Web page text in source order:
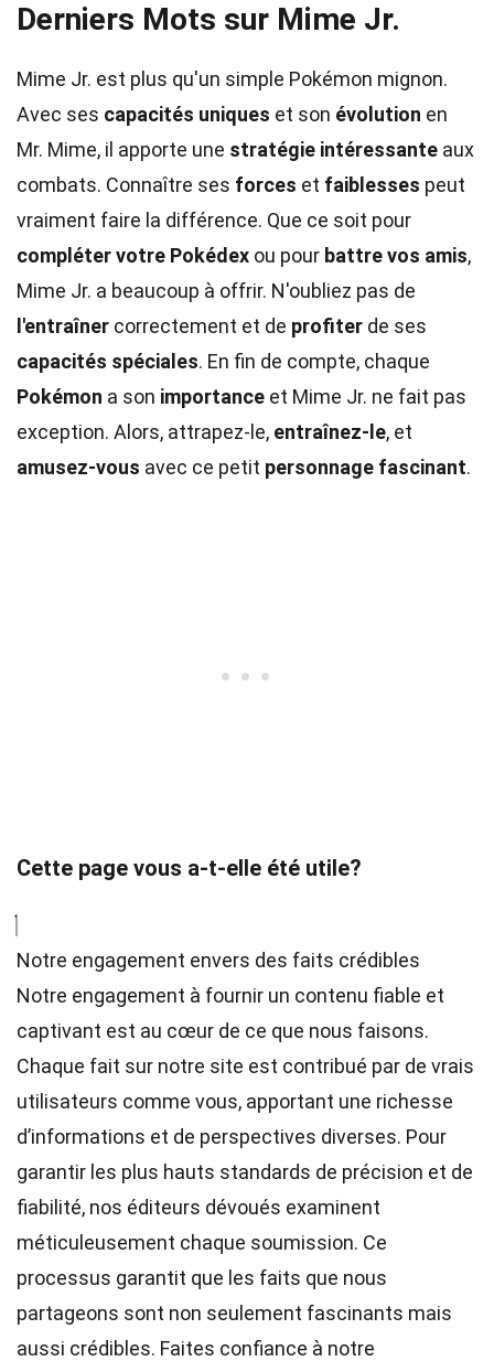
Derniers Mots sur Mime Jr.
Mime Jr. est plus qu'un simple Pokémon mignon.
Avec ses capacités uniques et son évolution en
Mr. Mime, il apporte une stratégie intéressante aux
combats. Connaître ses forces et faiblesses peut
vraiment faire la différence. Que ce soit pour
compléter votre Pokédex ou pour battre vos amis,
Mime Jr. a beaucoup à offrir. N'oubliez pas de
l'entraîner correctement et de profiter de ses
capacités spéciales. En fin de compte, chaque
Pokémon a son importance et Mime Jr. ne fait pas
exception. Alors, attrapez-le, entraînez-le, et
amusez-vous avec ce petit personnage fascinant.
Cette page vous a-t-elle été utile?
Notre engagement envers des faits crédibles
Notre engagement à fournir un contenu fiable et
captivant est au cœur de ce que nous faisons.
Chaque fait sur notre site est contribué par de vrais
utilisateurs comme vous, apportant une richesse
d’informations et de perspectives diverses. Pour
garantir les plus hauts standards de précision et de
fiabilité, nos éditeurs dévoués examinent
méticuleusement chaque soumission. Ce
processus garantit que les faits que nous
partageons sont non seulement fascinants mais
aussi crédibles. Faites confiance à notre